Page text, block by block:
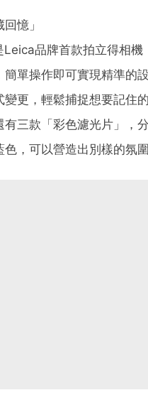
憶」
品牌首款拍立得相機
簡單操作即可實現精準的
變更，輕鬆捕捉想要記住
有三款「彩色濾光片」，
，可以營造出別樣的氛圍